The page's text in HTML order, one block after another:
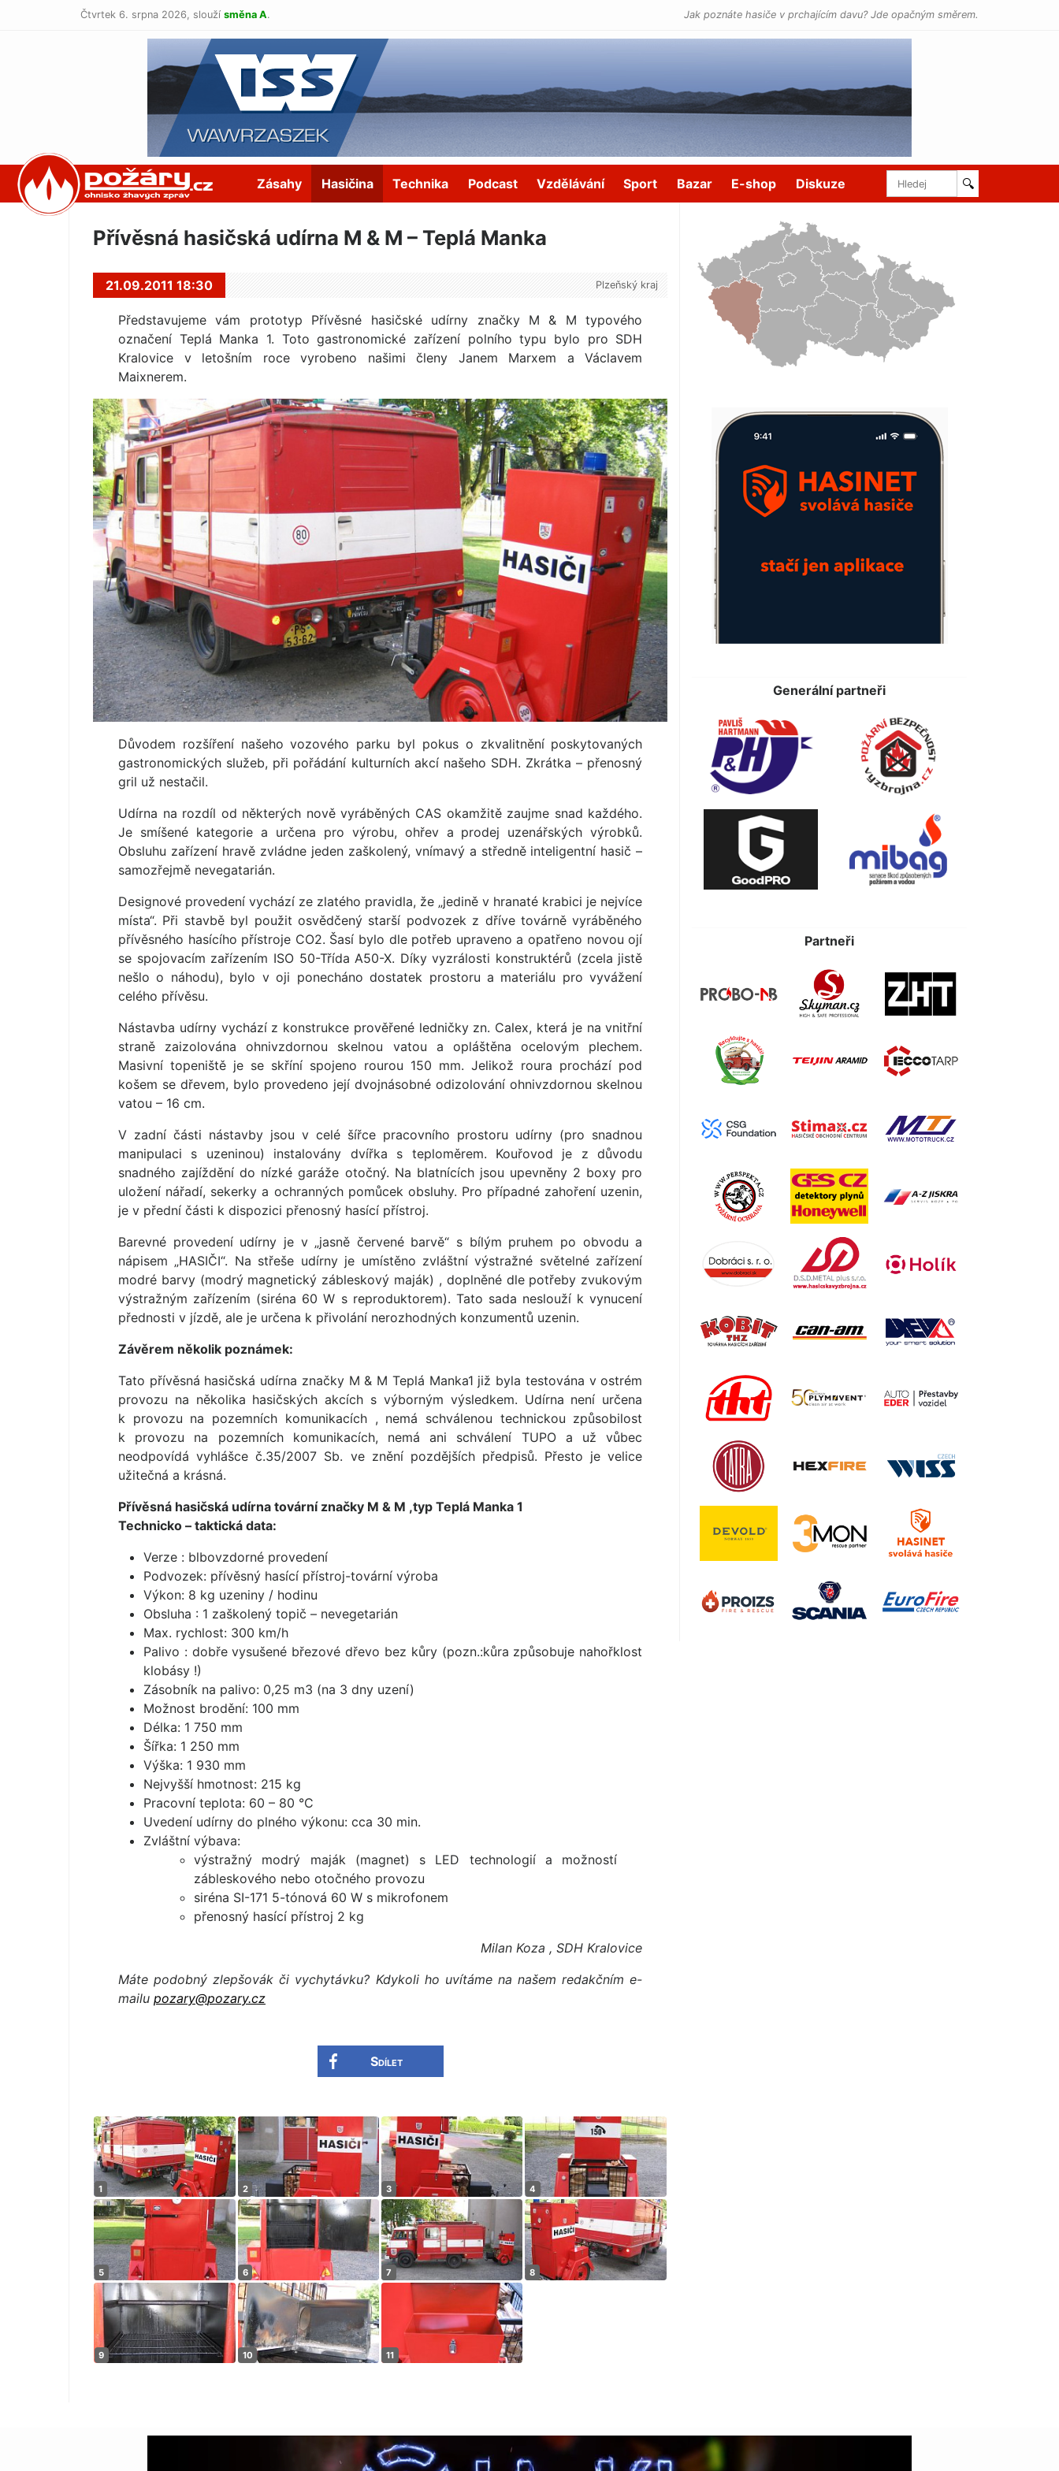
Čtvrtek 6. srpna 2026, slouží směna A. Jak poznáte hasiče v prchajícím davu? Jde opačným směrem.
POŽÁRY.cz Zásahy Hasičina Technika Podcast Vzdělávání Sport Bazar E-shop Diskuze 🔍
Přívěsná hasičská udírna M & M – Teplá Manka
21.09.2011 18:30 Plzeňský kraj
Představujeme vám prototyp Přívěsné hasičské udírny značky M & M typového
označení Teplá Manka 1. Toto gastronomické zařízení polního typu bylo pro SDH
Kralovice v letošním roce vyrobeno našimi členy Janem Marxem a Václavem
Maixnerem.
Důvodem rozšíření našeho vozového parku byl pokus o zkvalitnění poskytovaných
gastronomických služeb, při pořádání kulturních akcí našeho SDH. Zkrátka – přenosný
gril už nestačil.
Udírna na rozdíl od některých nově vyráběných CAS okamžitě zaujme snad každého.
Je smíšené kategorie a určena pro výrobu, ohřev a prodej uzenářských výrobků.
Obsluhu zařízení hravě zvládne jeden zaškolený, vnímavý a středně inteligentní hasič –
samozřejmě nevegatarián.
Designové provedení vychází ze zlatého pravidla, že „jedině v hranaté krabici je nejvíce
místa“. Při stavbě byl použit osvědčený starší podvozek z dříve továrně vyráběného
přívěsného hasícího přístroje CO2. Šasí bylo dle potřeb upraveno a opatřeno novou ojí
se spojovacím zařízením ISO 50-Třída A50-X. Díky vyzrálosti konstruktérů (zcela jistě
nešlo o náhodu), bylo v oji ponecháno dostatek prostoru a materiálu pro vyvážení
celého přívěsu.
Nástavba udírny vychází z konstrukce prověřené ledničky zn. Calex, která je na vnitřní
straně zaizolována ohnivzdornou skelnou vatou a opláštěna ocelovým plechem.
Masivní topeniště je se skříní spojeno rourou 150 mm. Jelikož roura prochází pod
košem se dřevem, bylo provedeno její dvojnásobné odizolování ohnivzdornou skelnou
vatou – 16 cm.
V zadní části nástavby jsou v celé šířce pracovního prostoru udírny (pro snadnou
manipulaci s uzeninou) instalovány dvířka s teploměrem. Kouřovod je z důvodu
snadného zajíždění do nízké garáže otočný. Na blatnících jsou upevněny 2 boxy pro
uložení nářadí, sekerky a ochranných pomůcek obsluhy. Pro případné zahoření uzenin,
je v přední části k dispozici přenosný hasící přístroj.
Barevné provedení udírny je v „jasně červené barvě“ s bílým pruhem po obvodu a
nápisem „HASIČI“. Na střeše udírny je umístěno zvláštní výstražné světelné zařízení
modré barvy (modrý magnetický zábleskový maják) , doplněné dle potřeby zvukovým
výstražným zařízením (siréna 60 W s reproduktorem). Tato sada neslouží k vynucení
přednosti v jízdě, ale je určena k přivolání nerozhodných konzumentů uzenin.
Závěrem několik poznámek:
Tato přívěsná hasičská udírna značky M & M Teplá Manka1 již byla testována v ostrém
provozu na několika hasičských akcích s výborným výsledkem. Udírna není určena
k provozu na pozemních komunikacích , nemá schválenou technickou způsobilost
k provozu na pozemních komunikacích, nemá ani schválení TUPO a už vůbec
neodpovídá vyhlášce č.35/2007 Sb. ve znění pozdějších předpisů. Přesto je velice
užitečná a krásná.
Přívěsná hasičská udírna tovární značky M & M ,typ Teplá Manka 1
Technicko – taktická data:
Verze : blbovzdorné provedení
Podvozek: přívěsný hasící přístroj-tovární výroba
Výkon: 8 kg uzeniny / hodinu
Obsluha : 1 zaškolený topič – nevegetarián
Max. rychlost: 300 km/h
Palivo : dobře vysušené březové dřevo bez kůry (pozn.:kůra způsobuje nahořklost
klobásy !)
Zásobník na palivo: 0,25 m3 (na 3 dny uzení)
Možnost brodění: 100 mm
Délka: 1 750 mm
Šířka: 1 250 mm
Výška: 1 930 mm
Nejvyšší hmotnost: 215 kg
Pracovní teplota: 60 – 80 °C
Uvedení udírny do plného výkonu: cca 30 min.
Zvláštní výbava:
výstražný modrý maják (magnet) s LED technologií a možností
zábleskového nebo otočného provozu
siréna SI-171 5-tónová 60 W s mikrofonem
přenosný hasící přístroj 2 kg
Milan Koza , SDH Kralovice
Máte podobný zlepšovák či vychytávku? Kdykoli ho uvítáme na našem redakčním e-
mailu pozary@pozary.cz
Sdílet
Generální partneři
Partneři